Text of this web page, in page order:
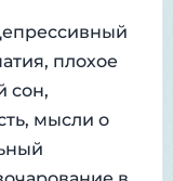
плохое
сон,
мысли о